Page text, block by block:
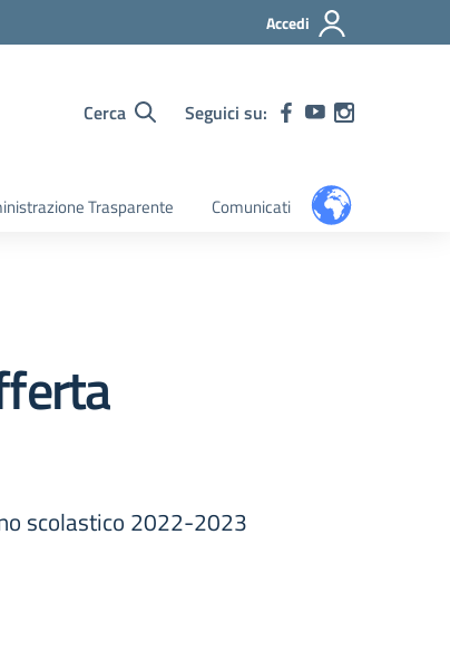
Accedi
Cerca Seguici su:
Trasparente Comunicati
scolastico 2022-2023